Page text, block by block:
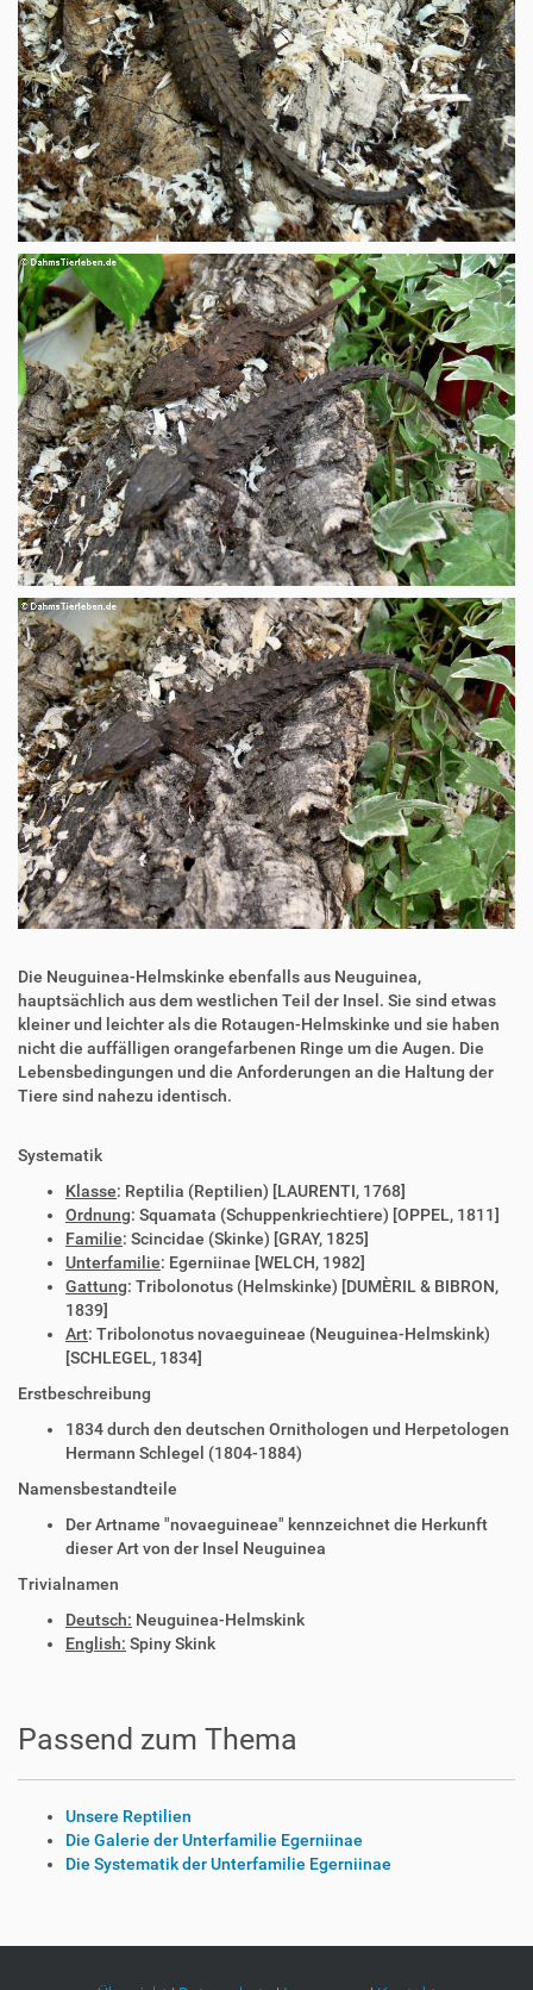
Die Neuguinea-Helmskinke ebenfalls aus Neuguinea,
hauptsächlich aus dem westlichen Teil der Insel. Sie sind etwas
kleiner und leichter als die Rotaugen-Helmskinke und sie haben
nicht die auffälligen orangefarbenen Ringe um die Augen. Die
Lebensbedingungen und die Anforderungen an die Haltung der
Tiere sind nahezu identisch.
Systematik
Klasse: Reptilia (Reptilien) [LAURENTI, 1768]
Ordnung: Squamata (Schuppenkriechtiere) [OPPEL, 1811]
Familie: Scincidae (Skinke) [GRAY, 1825]
Unterfamilie: Egerniinae [WELCH, 1982]
Gattung: Tribolonotus (Helmskinke) [DUMÈRIL & BIBRON,
1839]
Art: Tribolonotus novaeguineae (Neuguinea-Helmskink)
[SCHLEGEL, 1834]
Erstbeschreibung
1834 durch den deutschen Ornithologen und Herpetologen
Hermann Schlegel (1804-1884)
Namensbestandteile
Der Artname "novaeguineae" kennzeichnet die Herkunft
dieser Art von der Insel Neuguinea
Trivialnamen
Deutsch: Neuguinea-Helmskink
English: Spiny Skink
Passend zum Thema
Unsere Reptilien
Die Galerie der Unterfamilie Egerniinae
Die Systematik der Unterfamilie Egerniinae